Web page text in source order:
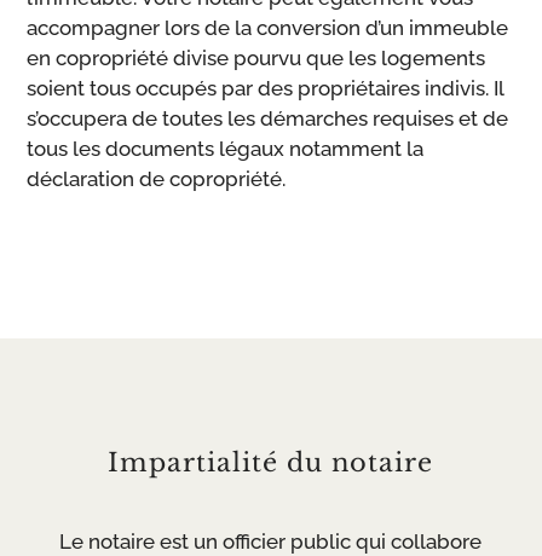
accompagner lors de la conversion d’un immeuble
en copropriété divise pourvu que les logements
soient tous occupés par des propriétaires indivis. Il
s’occupera de toutes les démarches requises et de
tous les documents légaux notamment la
déclaration de copropriété.
Impartialité du notaire
Le notaire est un officier public qui collabore